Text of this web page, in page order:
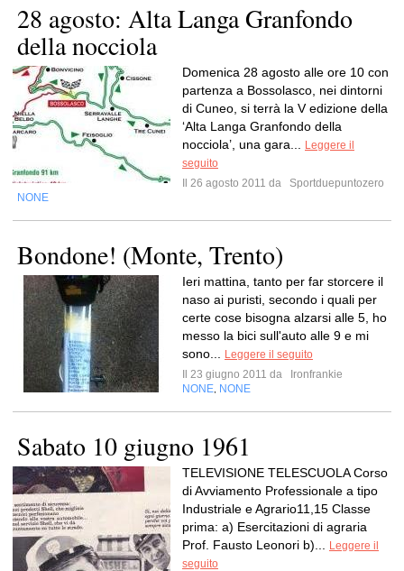
28 agosto: Alta Langa Granfondo
della nocciola
Domenica 28 agosto alle ore 10 con
partenza a Bossolasco, nei dintorni
di Cuneo, si terrà la V edizione della
‘Alta Langa Granfondo della
nocciola’, una gara...
Leggere il
seguito
Il 26 agosto 2011 da
Sportduepuntozero
NONE
Bondone! (Monte, Trento)
Ieri mattina, tanto per far storcere il
naso ai puristi, secondo i quali per
certe cose bisogna alzarsi alle 5, ho
messo la bici sull'auto alle 9 e mi
sono...
Leggere il seguito
Il 23 giugno 2011 da
Ironfrankie
NONE NONE
Sabato 10 giugno 1961
TELEVISIONE TELESCUOLA Corso
di Avviamento Professionale a tipo
Industriale e Agrario11,15 Classe
prima: a) Esercitazioni di agraria
Prof. Fausto Leonori b)...
Leggere il
seguito